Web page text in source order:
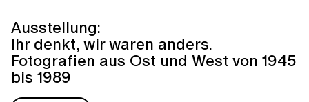
Ausstellung:
Ihr denkt, wir waren anders.
Fotografien aus Ost und West von 1945
bis 1989